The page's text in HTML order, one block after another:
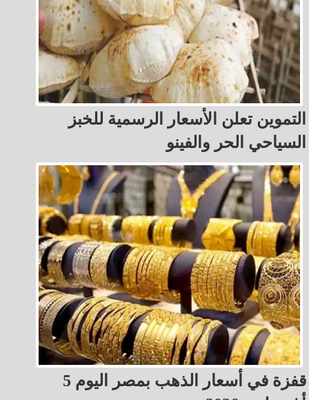
التموين تعلن الأسعار الرسمية للخبز
السياحي الحر والفينو
قفزة في أسعار الذهب بمصر اليوم 5